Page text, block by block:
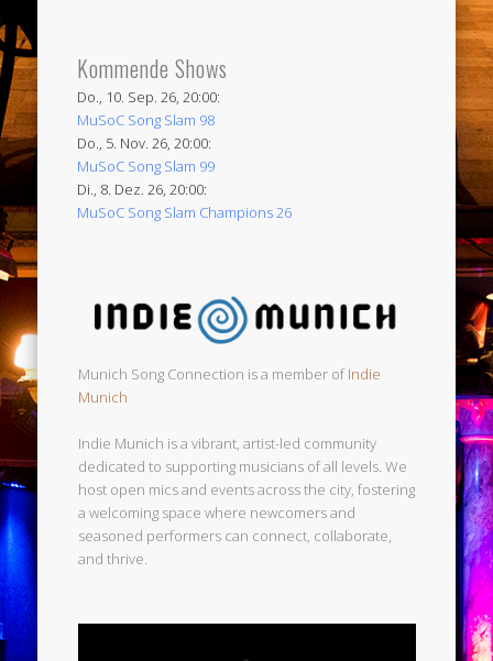
Kommende Shows
Do., 10. Sep. 26, 20:00:
MuSoC Song Slam 98
Do., 5. Nov. 26, 20:00:
MuSoC Song Slam 99
Di., 8. Dez. 26, 20:00:
MuSoC Song Slam Champions 26
Munich Song Connection is a member ofIndie
Munich
Indie Munich is a vibrant, artist-led community
dedicated to supporting musicians of all levels. We
host open mics and events across the city, fostering
a welcoming space where newcomers and
seasoned performers can connect, collaborate,
and thrive.